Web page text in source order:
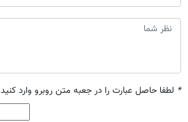
* لطفا حاصل عبارت را در جعبه متن روبرو وارد کنید